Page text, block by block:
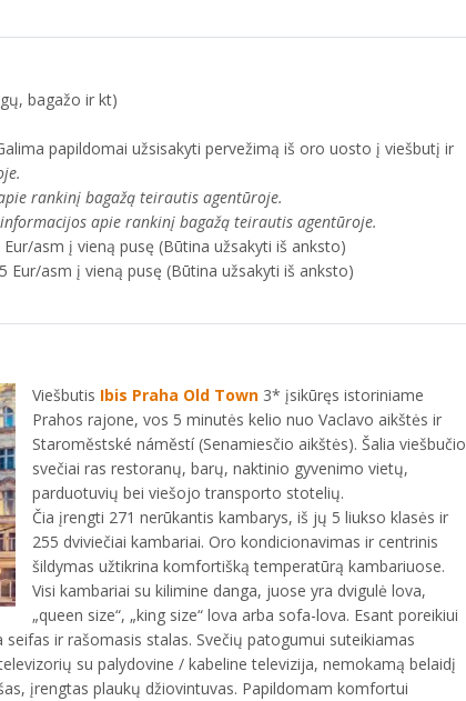
bagažo ir kt)
papildomai užsisakyti pervežimą iš oro uosto į viešbutį ir
rankinį bagažą teirautis agentūroje.
apie rankinį bagažą teirautis agentūroje.
asm į vieną pusę (Būtina užsakyti iš anksto)
Eur/asm į vieną pusę (Būtina užsakyti iš anksto)
Viešbutis Ibis Praha Old Town 3* įsikūręs istoriniame
Prahos rajone, vos 5 minutės kelio nuo Vaclavo aikštės ir
Staroměstské náměstí (Senamiesčio aikštės). Šalia viešbučio
svečiai ras restoranų, barų, naktinio gyvenimo vietų,
parduotuvių bei viešojo transporto stotelių.
Čia įrengti 271 nerūkantis kambarys, iš jų 5 liukso klasės ir
255 dviviečiai kambariai. Oro kondicionavimas ir centrinis
šildymas užtikrina komfortišką temperatūrą kambariuose.
Visi kambariai su kilimine danga, juose yra dvigulė lova,
„queen size“, „king size“ lova arba sofa-lova. Esant poreikiui
ir rašomasis stalas. Svečių patogumui suteikiamas
su palydovine / kabeline televizija, nemokamą belaidį
įrengtas plaukų džiovintuvas. Papildomam komfortui